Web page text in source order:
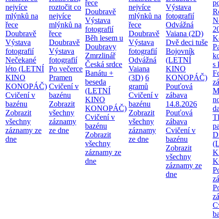
nejvíce
mlýnků na
řece
Doubravě
Výstava
fotografií
Nečekané
léto (LETNÍ
KINO
KONOPÁČ)
Cvičení v
bazénu
Zobrazit
všechny
záznamy ze
dne
roztočit co
nejvíce
mlýnků na
řece
Doubravě
Výstava
fotografií
Po večerce
Pramen
Cvičení v
bazénu
Zobrazit
všechny
záznamy
ze dne
řece
Doubravě
Výstava
fotografií
Běh lesem u
Doubravy
Zmrzlinář
Česká srdce
Banátu +
beseda
(LETNÍ
KINO
KONOPÁČ)
Cvičení v
bazénu
Zobrazit
všechny
záznamy ze
dne
nejvíce
mlýnků na
řece
Doubravě
Výstava
fotografií
Odvážná
Vaiana
(3D) 6
gramů
Cvičení v
bazénu
Zobrazit
všechny
záznamy
ze dne
Výstava
fotografií
Odvážná
Vaiana (2D)
Dvě deci tuše
Bojovník
(LETNÍ
KINO
KONOPÁČ)
Pouťová
zábava
14.8.2026
Pouťová
zábava
Cvičení v
bazénu
Zobrazit
všechny
záznamy ze
dne
s